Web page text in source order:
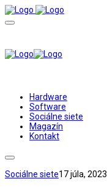
Hardware
Software
Sociálne siete
Magazín
Kontakt
Sociálne siete17 júla, 2023